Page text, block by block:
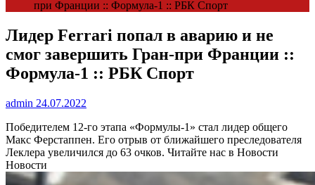
при Франции :: Формула-1 :: РБК Спорт
Лидер Ferrari попал в аварию и не
смог завершить Гран-при Франции ::
Формула-1 :: РБК Спорт
admin 24.07.2022
Победителем 12-го этапа «Формулы-1» стал лидер общего
Макс Ферстаппен. Его отрыв от ближайшего преследователя
Леклера увеличился до 63 очков. Читайте нас в Новости
Новости